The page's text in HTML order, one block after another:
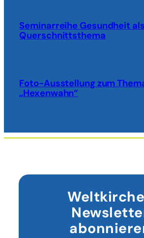
Seminarreihe Gesundheit als
Querschnittsthema
Foto-Ausstellung zum
„Hexenwahn“